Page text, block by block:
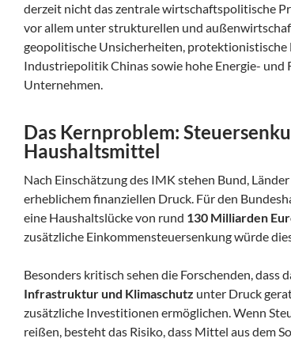
derzeit nicht das zentrale wirtschaftspolitische
vor allem unter strukturellen und
geopolitische Unsicherheiten, protektionistische
Industriepolitik Chinas sowie hohe Energie-
Unternehmen.
Das Kernproblem:
Haushaltsmittel
Nach Einschätzung des IMK stehen Bund,
erheblichem finanziellen Druck. Für den
eine Haushaltslücke von rund 130 Milliarden
zusätzliche Einkommensteuersenkung würde
Besonders kritisch sehen die Forschenden, dass
Infrastruktur und Klimaschutz unter Druck
zusätzliche Investitionen ermöglichen. Wenn
reißen, besteht das Risiko, dass Mittel aus dem